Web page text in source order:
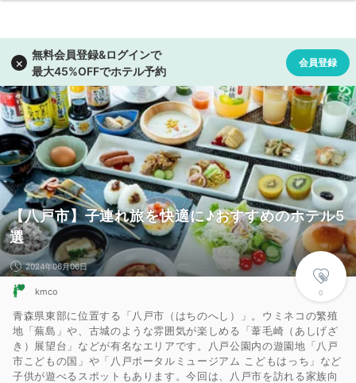
【八戸市】子連れ旅を快適に♪おすすめのホテル5
選
0
2024年06月06日
kmco
青森県東部に位置する「八戸市（はちのへし）」。ウミネコの繁殖
地「蕪島」や、古城のような雰囲気が楽しめる「葦毛崎（あしげざ
き）展望台」などが有名なエリアです。八戸公園内の遊園地「八戸
市こどもの国」や「八戸ポータルミュージアム こどもはっち」など
子供が遊べるスポットもあります。今回は、八戸市を訪れる家族向